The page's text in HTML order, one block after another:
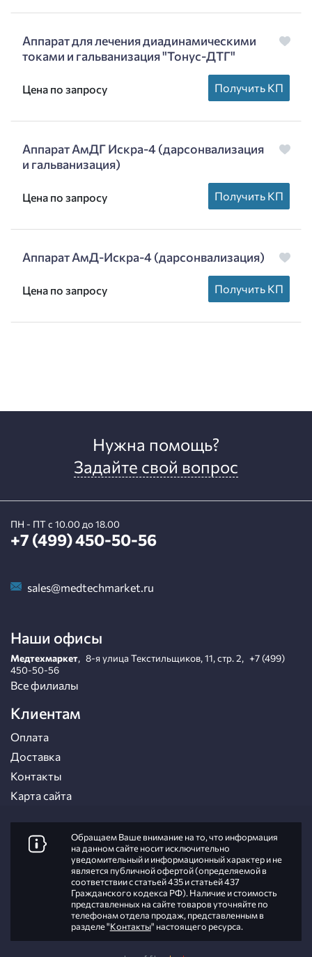
Аппарат для лечения диадинамическими
токами и гальванизация "Тонус-ДТГ"
Цена по запросу Получить КП
Аппарат АмДГ Искра-4 (дарсонвализация
и гальванизация)
Цена по запросу Получить КП
Аппарат АмД-Искра-4 (дарсонвализация)
Цена по запросу Получить КП
Нужна помощь?
Задайте свой вопрос
ПН - ПТ с 10.00 до 18.00
+7 (499) 450-50-56
sales@medtechmarket.ru
Наши офисы
Медтехмаркет, 8-я улица Текстильщиков, 11, стр. 2, +7 (499)
450-50-56
Все филиалы
Клиентам
Оплата
Доставка
Контакты
Карта сайта
Обращаем Ваше внимание на то, что информация
на данном сайте носит исключительно
уведомительный и информационный характер и не
является публичной офертой (определяемой в
соответствии с статьей 435 и статьей 437
Гражданского кодекса РФ). Наличие и стоимость
представленных на сайте товаров уточняйте по
телефонам отдела продаж, представленным в
разделе "Контакты" настоящего ресурса.